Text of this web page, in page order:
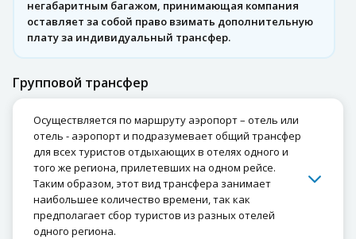
негабаритным багажом, принимающая компания
оставляет за собой право взимать дополнительную
плату за индивидуальный трансфер.
Групповой трансфер
Осуществляется по маршруту аэропорт – отель или
отель - аэропорт и подразумевает общий трансфер
для всех туристов отдыхающих в отелях одного и
того же региона, прилетевших на одном рейсе.
Таким образом, этот вид трансфера занимает
наибольшее количество времени, так как
предполагает сбор туристов из разных отелей
одного региона.